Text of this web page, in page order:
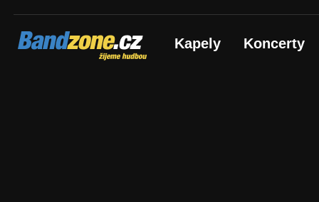
Bandzone.cz
žijeme hudbou Kapely Koncerty